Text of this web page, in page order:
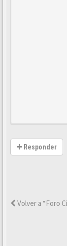
Responder
Volver a “Foro